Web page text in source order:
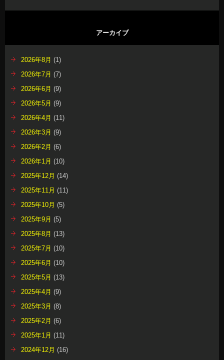
アーカイブ
2026年8月 (1)
2026年7月 (7)
2026年6月 (9)
2026年5月 (9)
2026年4月 (11)
2026年3月 (9)
2026年2月 (6)
2026年1月 (10)
2025年12月 (14)
2025年11月 (11)
2025年10月 (5)
2025年9月 (5)
2025年8月 (13)
2025年7月 (10)
2025年6月 (10)
2025年5月 (13)
2025年4月 (9)
2025年3月 (8)
2025年2月 (6)
2025年1月 (11)
2024年12月 (16)